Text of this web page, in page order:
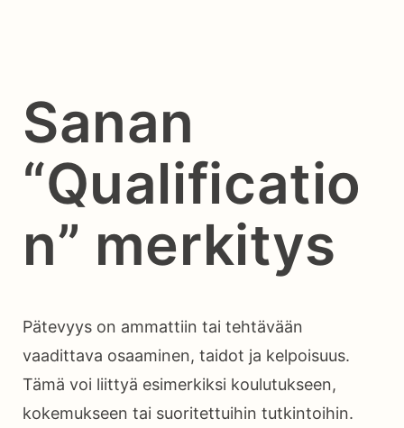
Sanan
“Qualificatio
n” merkitys
Pätevyys on ammattiin tai tehtävään
vaadittava osaaminen, taidot ja kelpoisuus.
Tämä voi liittyä esimerkiksi koulutukseen,
kokemukseen tai suoritettuihin tutkintoihin.